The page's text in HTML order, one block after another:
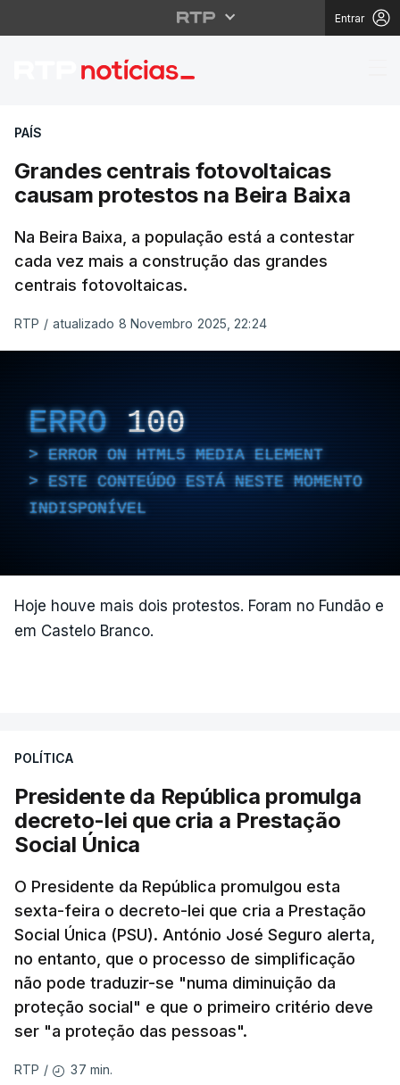
Entrar
Grandes centrais
PAÍS
Grandes centrais fotovoltaicas
causam protestos na Beira Baixa
Na Beira Baixa, a população está a contestar
cada vez mais a construção das grandes
centrais fotovoltaicas.
RTP / atualizado 8 Novembro 2025, 22:24
ERRO 100
ERROR ON HTML5 MEDIA ELEMENT
ESTE CONTEÚDO ESTÁ NESTE MOMENTO
INDISPONÍVEL
Hoje houve mais dois protestos. Foram no Fundão e
em Castelo Branco.
POLÍTICA
Presidente da República promulga
decreto-lei que cria a Prestação
Social Única
O Presidente da República promulgou esta
sexta-feira o decreto-lei que cria a Prestação
Social Única (PSU). António José Seguro alerta,
no entanto, que o processo de simplificação
não pode traduzir-se "numa diminuição da
proteção social" e que o primeiro critério deve
ser "a proteção das pessoas".
RTP / 37 min.